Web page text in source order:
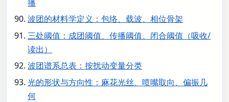
播
波团的材料学定义：包络、载波、相位骨架
三处阈值：成团阈值、传播阈值、闭合阈值（吸收/
读出）
波团谱系总表：按扰动变量分类
光的形状与方向性：麻花光丝、喷嘴取向、偏振几
何